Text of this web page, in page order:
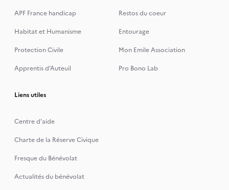
APF France handicap
Restos du coeur
Habitat et Humanisme
Entourage
Protection Civile
Mon Emile Association
Apprentis d’Auteuil
Pro Bono Lab
Liens utiles
Centre d'aide
Charte de la Réserve Civique
Fresque du Bénévolat
Actualités du bénévolat